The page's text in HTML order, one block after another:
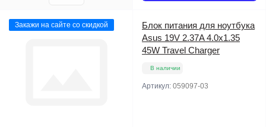
Закажи на сайте со скидкой
Блок питания для ноутбука
Asus 19V 2.37A 4.0x1.35
45W Travel Charger
В наличии
Артикул: 059097-03